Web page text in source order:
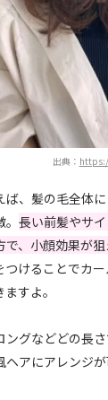
出典：
ば、髪の毛全体
。長い前髪やサ
で、小顔効果が
つけることでカ
すよ。
ングなどどの長
アにアレンジが